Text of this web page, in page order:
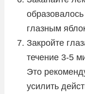
глазным
Закройте
течение 3-5
Это
усилить